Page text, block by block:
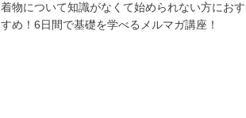
着物について知識がなくて始められない方におす
すめ！6日間で基礎を学べるメルマガ講座！